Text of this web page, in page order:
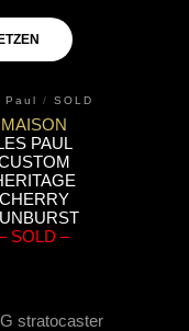
Paul / SOLD
MAISON
PAUL
CHERRY
SOLD –